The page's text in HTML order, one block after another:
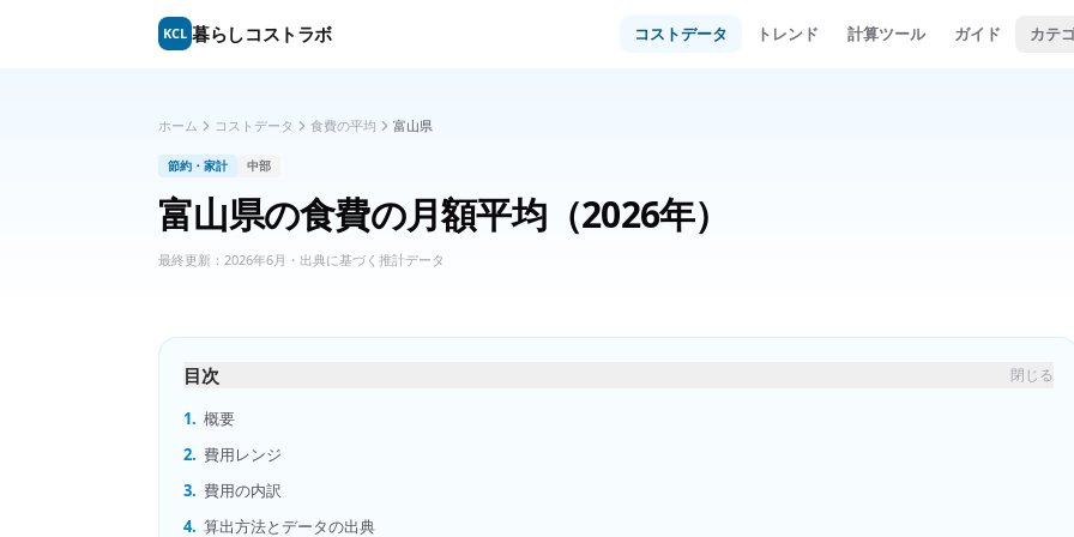
KCL 暮らしコストラボ コストデータ トレンド 計算ツール ガイド カテ
ホーム コストデータ 食費の平均 富山県
節約・家計 中部
富山県の食費の月額平均（2026年）
最終更新： 2026年6月 ・出典に基づく推計データ
目次 閉じる
1. 概要
2. 費用レンジ
3. 費用の内訳
4. 算出方法とデータの出典